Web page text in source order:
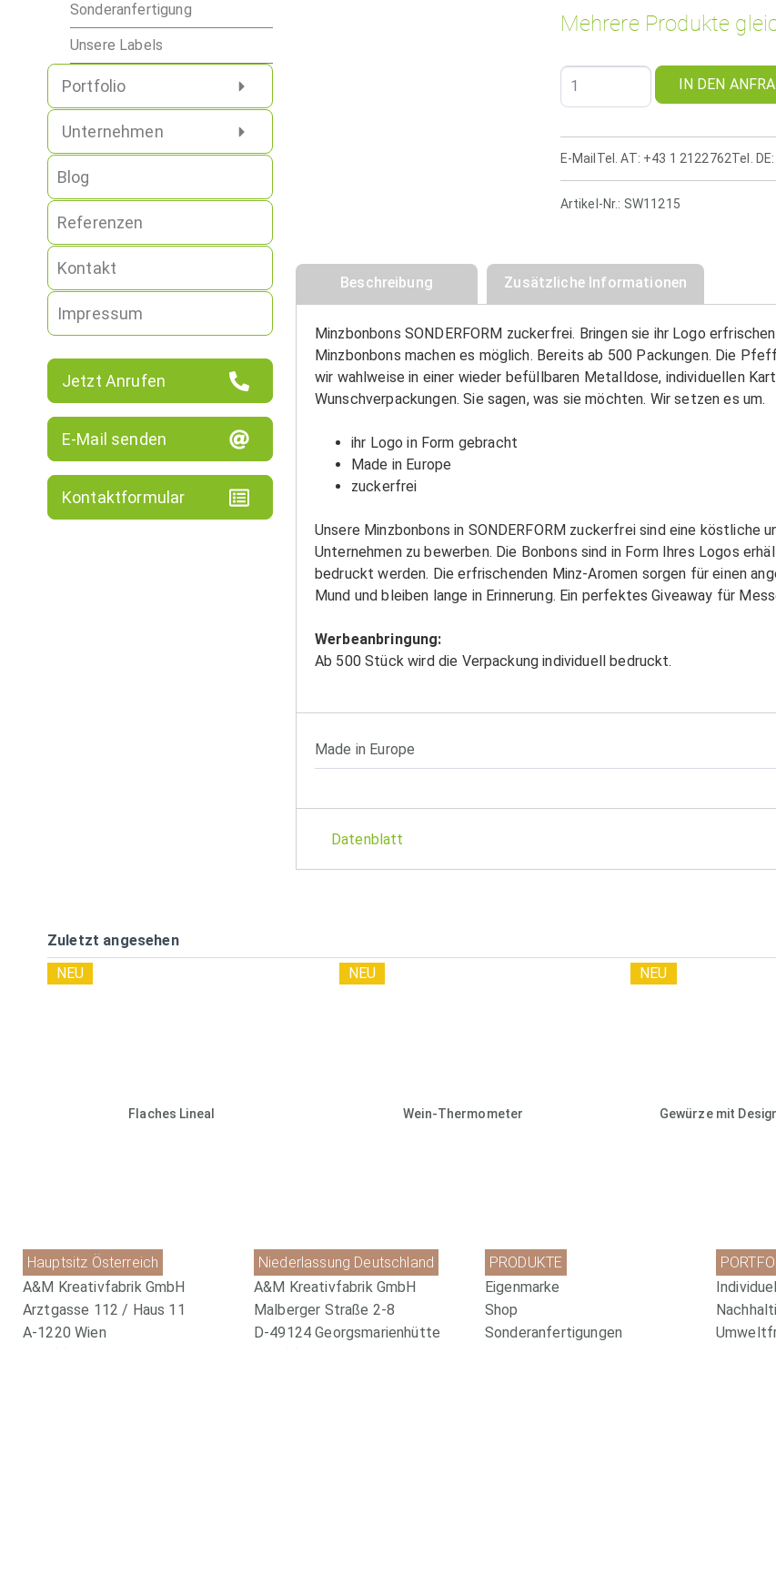
Sonderanfertigung
Unsere Labels
Portfolio
Unternehmen
Blog
Referenzen
Kontakt
Impressum
Jetzt Anrufen
E-Mail senden
Kontaktformular
Mehrere Produkte
IN DEN
E-Mail Tel. AT: +43 1 2122762Tel.
Artikel-Nr.: SW11215
Beschreibung Zusätzliche Informationen
Minzbonbons SONDERFORM zuckerfrei. Bringen sie ihr Logo
Minzbonbons machen es möglich. Bereits ab 500 Packungen. Die
wir wahlweise in einer wieder befüllbaren Metalldose, individuellen
Wunschverpackungen. Sie sagen, was sie möchten. Wir setzen es um.
ihr Logo in Form gebracht
Made in Europe
zuckerfrei
Unsere Minzbonbons in SONDERFORM zuckerfrei sind eine köstliche
Unternehmen zu bewerben. Die Bonbons sind in Form Ihres Logos
bedruckt werden. Die erfrischenden Minz-Aromen sorgen für einen
Mund und bleiben lange in Erinnerung. Ein perfektes Giveaway für
Werbeanbringung:
Ab 500 Stück wird die Verpackung individuell bedruckt.
Made in Europe
Datenblatt
Zuletzt angesehen
Flaches Lineal
NEU
Wein-Thermometer
NEU
Gewürze mit
NEU
Hauptsitz Österreich
A&M Kreativfabrik GmbH
Arztgasse 112 / Haus 11
A-1220 Wien
Niederlassung Deutschland
A&M Kreativfabrik GmbH
Malberger Straße 2-8
D-49124 Georgsmarienhütte
PRODUKTE
Eigenmarke
Shop
Sonderanfertigungen